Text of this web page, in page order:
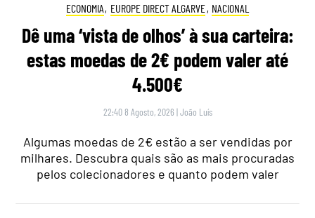
ECONOMIA, EUROPE DIRECT ALGARVE, NACIONAL
Dê uma ‘vista de olhos’ à sua carteira:
estas moedas de 2€ podem valer até
4.500€
22:40 8 Agosto, 2026 |João Luís
Algumas moedas de 2€ estão a ser vendidas por
milhares. Descubra quais são as mais procuradas
pelos colecionadores e quanto podem valer